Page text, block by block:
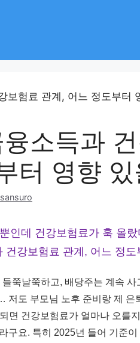
소득과
터 영향 있
인데 건강보험료가 훅 올
건강보험료 관계, 어느 정
들쭉날쭉하고, 배당주는 계속
저도 부모님 노후 준비랑 제 은
면 건강보험료가 얼마나 오를
구요. 특히 2025년 들어 기준